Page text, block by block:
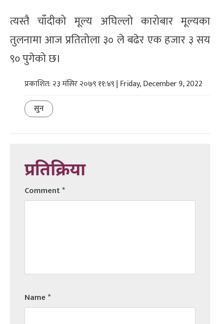
त्यस्तै चाँदीको मूल्य अघिल्लो कारोबार मूल्यका
तुलनामा आज प्रतितोला ३० ले बढेर एक हजार ३ सय
९० पुगेको छ।
प्रकाशित: २३ मंसिर २०७९ ११:४९ | Friday, December 9, 2022
सुन
प्रतिक्रिया
Comment*
Name*